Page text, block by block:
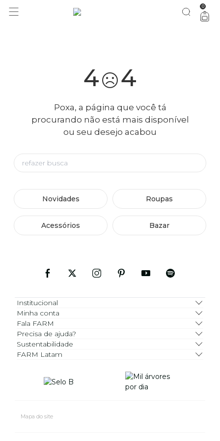
você merece 30% OFF pra comemorar com a gente aproveita! 0
4 4
Poxa, a página que você tá
procurando não está mais disponível
ou seu desejo acabou
Novidades Roupas
Acessórios Bazar
Institucional
Minha conta
Fala FARM
Precisa de ajuda?
Sustentabilidade
FARM Latam
Mapa do site